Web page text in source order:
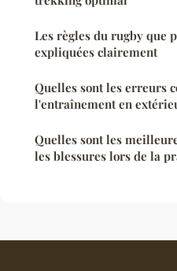
Les règles du rugby que
expliquées clairement
Quelles sont les erreurs
l'entraînement en
Quelles sont les
les blessures lors de la